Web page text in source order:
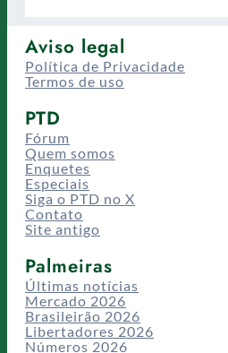
Aviso legal
Política de Privacidade
Termos de uso
PTD
Fórum
Quem somos
Enquetes
Especiais
Siga o PTD no X
Contato
Site antigo
Palmeiras
Últimas notícias
Mercado 2026
Brasileirão 2026
Libertadores 2026
Números 2026